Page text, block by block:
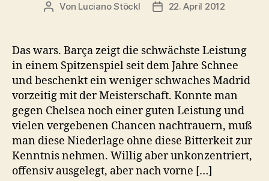
Beitragsautor
Von Luciano Stöckl Beitragsdatum
22. April 2012
Das wars. Barça zeigt die schwächste Leistung
in einem Spitzenspiel seit dem Jahre Schnee
und beschenkt ein weniger schwaches Madrid
vorzeitig mit der Meisterschaft. Konnte man
gegen Chelsea noch einer guten Leistung und
vielen vergebenen Chancen nachtrauern, muß
man diese Niederlage ohne diese Bitterkeit zur
Kenntnis nehmen. Willig aber unkonzentriert,
offensiv ausgelegt, aber nach vorne […]